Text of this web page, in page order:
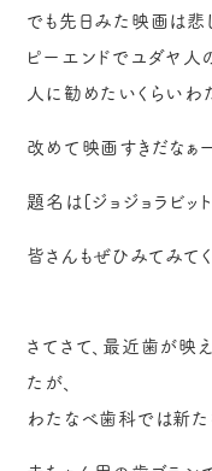
でも先日みた映画は悲
ピーエンドでユダヤ人
人に勧めたいくらいわ
改めて映画すきだなぁ
題名は[ジョジョラビッ
皆さんもぜひみてみて
さてさて、最近歯が映
たが、
わたなべ歯科では新た